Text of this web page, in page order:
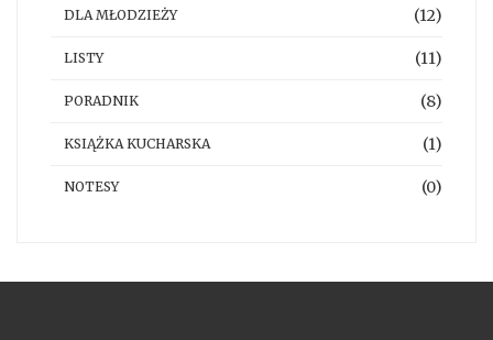
DLA MŁODZIEŻY (12)
LISTY (11)
PORADNIK (8)
KSIĄŻKA KUCHARSKA (1)
NOTESY (0)